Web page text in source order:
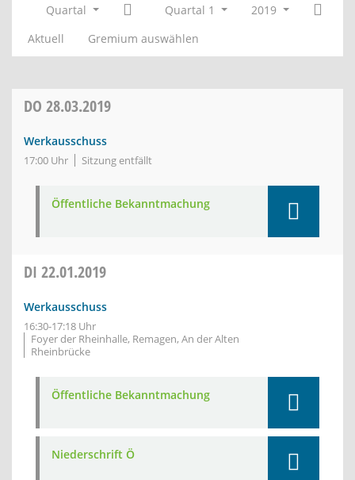
Quartal Quartal 1
2019
Aktuell
Gremium auswählen
DO 28.03.2019
Werkausschuss
17:00 Uhr Sitzung entfällt
Öffentliche Bekanntmachung
DI 22.01.2019
Werkausschuss
16:30-17:18 Uhr
Foyer der Rheinhalle, Remagen, An der Alten
Rheinbrücke
Öffentliche Bekanntmachung
Niederschrift Ö